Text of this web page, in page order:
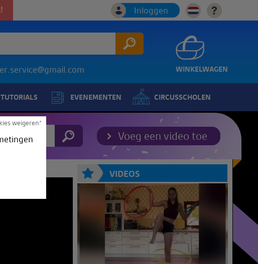
weigeren*
WINKELWAGEN
TUTORIALS EVENEMENTEN CIRCUSSCHOLEN
Voeg een video toe
VIDEOS
Inloggen